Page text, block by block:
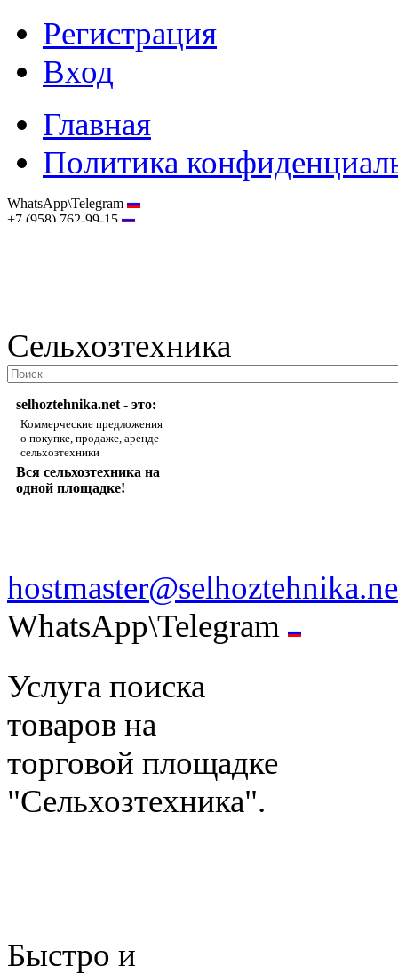
Регистрация
Вход
Главная
Политика
WhatsApp\Telegram
+7 (958) 762-99-15
Сельхозтехника
selhoztehnika.net - это:
Коммерческие предложения
о покупке, продаже, аренде
сельхозтехники
Вся сельхозтехника на
одной площадке!
WhatsApp\Telegram
Услуга поиска
товаров на
торговой площадке
"Сельхозтехника".
Быстро и